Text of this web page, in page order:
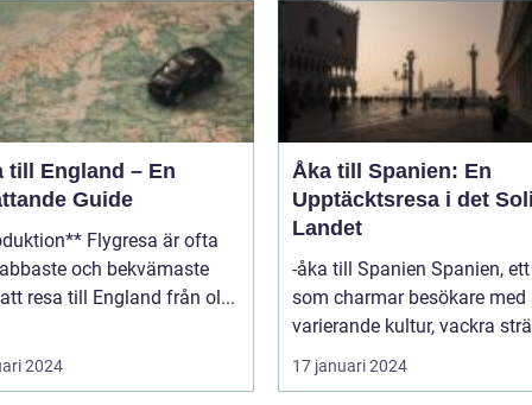
till England – En
Guide
Flygresa är ofta
och bekvämaste
resa till England från ol...
2024
Åka till Spanien: En
Upptäcktsresa i det
Landet
-åka till Spanien Spanien, ett land
som charmar besökare med
varierande kultur, vackra
17 januari 2024